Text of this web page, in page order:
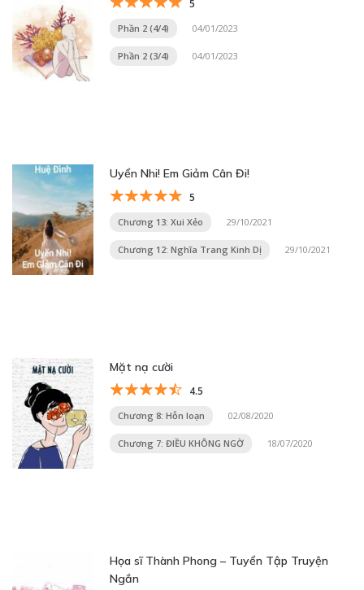
5
Phần 2 (4/4) 04/01/2023
Phần 2 (3/4) 04/01/2023
Uyển Nhi! Em Giảm Cân Đi!
5
Chương 13: Xui Xẻo 29/10/2021
Chương 12: Nghĩa Trang Kinh Dị 29/10/2021
Mặt nạ cười
4.5
Chương 8: Hỗn loạn 02/08/2020
Chương 7: ĐIỀU KHÔNG NGỜ 18/07/2020
Họa sĩ Thành Phong – Tuyển Tập Truyện
Ngắn